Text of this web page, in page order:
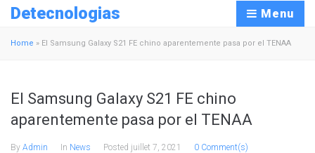
Detecnologias Menu
Home » El Samsung Galaxy S21 FE chino aparentemente pasa por el TENAA
El Samsung Galaxy S21 FE chino
aparentemente pasa por el TENAA
By Admin In News Posted juillet 7, 2021 0 Comment(s)